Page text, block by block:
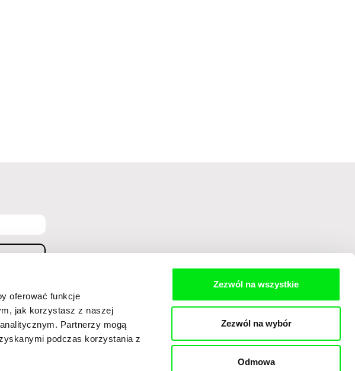
oferować funkcje
jak korzystasz z naszej
Partnerzy mogą
podczas korzystania z
Zezwól na wszystkie
Zezwól na wybór
Odmowa
elektronicznej w rozumieniu ustawy z dnia 18 lipca 2002 roku o świadczeniu usług drogą
Pradze. Oświadczam, że zapoznałem(am) się z
Zasadami przetwarzania danych osobowych,
sprzeciwu wobec technik stosowanych w marketingu bezpośrednim.